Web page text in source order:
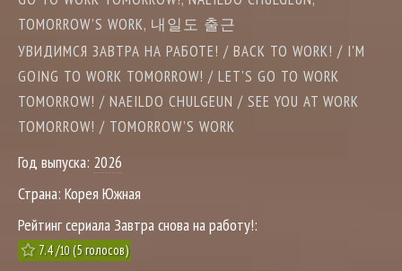
TOMORROW’S WORK, 내일도 출근
УВИДИМСЯ ЗАВТРА НА РАБОТЕ! / BACK TO WORK! / I'M
GOING TO WORK TOMORROW! / LET'S GO TO WORK
TOMORROW! / NAEILDO CHULGEUN / SEE YOU AT WORK
TOMORROW! / TOMORROW’S WORK
Год выпуска: 2026
Страна: Корея Южная
Рейтинг сериала Завтра снова на работу!:
7.4/10(5голосов)